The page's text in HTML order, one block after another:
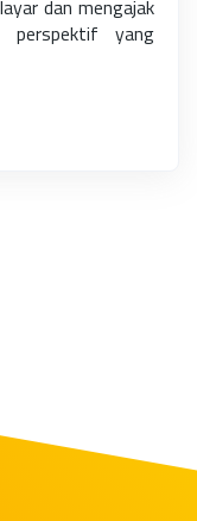
dan mengajak
perspektif yang